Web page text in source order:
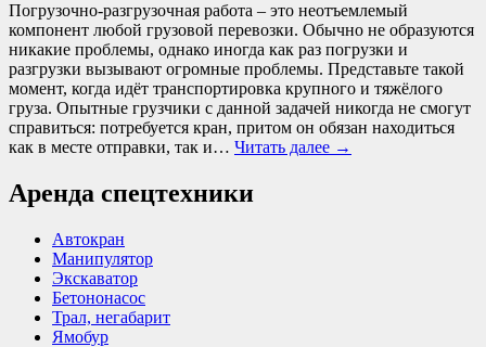
Погрузочно-разгрузочная работа – это неотъемлемый
компонент любой грузовой перевозки. Обычно не образуются
никакие проблемы, однако иногда как раз погрузки и
разгрузки вызывают огромные проблемы. Представьте такой
момент, когда идёт транспортировка крупного и тяжёлого
груза. Опытные грузчики с данной задачей никогда не смогут
справиться: потребуется кран, притом он обязан находиться
как в месте отправки, так и… Читать далее →
Аренда спецтехники
Автокран
Манипулятор
Экскаватор
Бетононасос
Трал, негабарит
Ямобур